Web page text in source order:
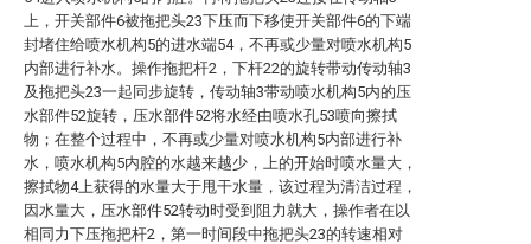
上，开关部件6被拖把头23下压而下移使开关部件6的下端
封堵住给喷水机构5的进水端54，不再或少量对喷水机构5
内部进行补水。操作拖把杆2，下杆22的旋转带动传动轴3
及拖把头23一起同步旋转，传动轴3带动喷水机构5内的压
水部件52旋转，压水部件52将水经由喷水孔53喷向擦拭
物；在整个过程中，不再或少量对喷水机构5内部进行补
水，喷水机构5内腔的水越来越少，上的开始时喷水量大，
擦拭物4上获得的水量大于甩干水量，该过程为清洁过程，
因水量大，压水部件52转动时受到阻力就大，操作者在以
相同力下压拖把杆2，第一时间段中拖把头23的转速相对